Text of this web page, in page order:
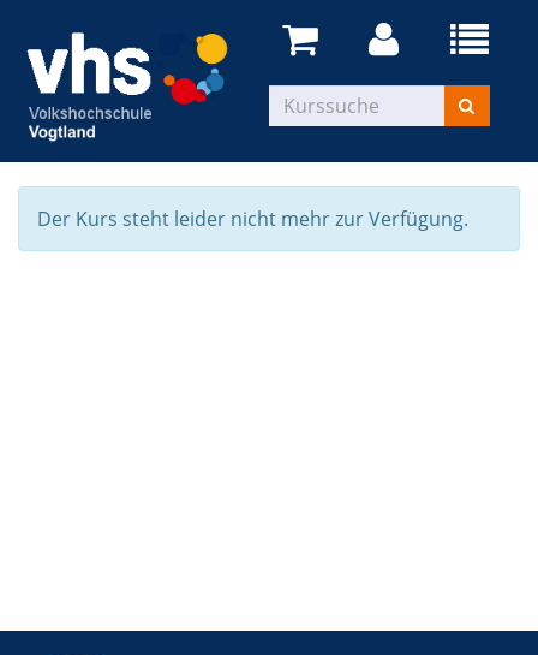
Der Kurs steht leider nicht mehr zur Verfügung.